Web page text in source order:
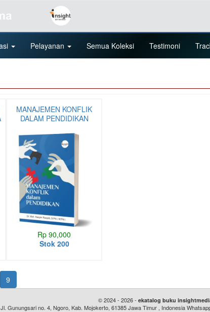
Pelayanan Semua Koleksi Testimoni
MANAJEMEN KONFLIK
DALAM PENDIDIKAN
Rp 90,000
Stok 200
9
© 2024 - 2026 - ekatalog buku
Jl. Gunungsari no. 4, Ngoro, Kab. Mojokerto, 61385 Jawa Timur , Indonesia